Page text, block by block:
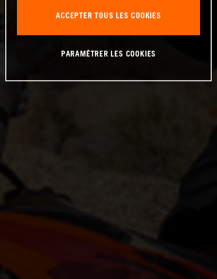
ACCEPTER TOUS LES COOKIES
PARAMÉTRER LES COOKIES